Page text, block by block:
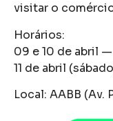
visitar o
Horários:
09 e 10 de abril —
11 de abril
Local: AABB (Av.